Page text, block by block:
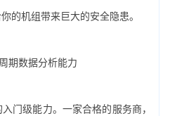
的机组带来巨大的安全隐患。
期数据分析能力
门级能力。一家合格的服务商，